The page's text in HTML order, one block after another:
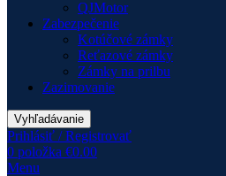
QJMotor
Zabezpečenie
Kotúčové zámky
Reťazové zámky
Zámky na prilbu
Zazimovanie
Vyhľadávanie
Prihlásiť / Registrovať
0 položka €0.00
Menu